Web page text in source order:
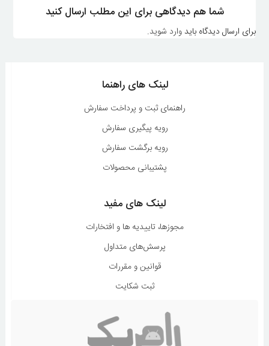
شما هم دیدگاهی برای این مطلب ارسال کنید
برای ارسال دیدگاه بایدوارد شوید.
لینک های راهنما
راهنمای ثبت و پرداخت سفارش
رویه پیگیری سفارش
رویه برگشت سفارش
پشتیبانی محصولات
لینک های مفید
مجوزها، تاییدیه ها و افتخارات
پرسش‌های متداول
قوانین و مقررات
ثبت شکایت